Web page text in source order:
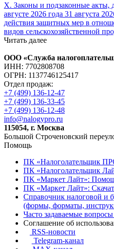
X. Законы и подзаконные акты,
августе 2026 года 31 августа
действия защитных мер в
видов сельскохозяйственной
Читать далее
ООО «Служба
ИНН: 7702808708
ОГРН: 1137746125417
Отдел продаж:
+7 (499) 136-12-47
+7 (499) 136-33-45
+7 (499) 136-12-48
info@nalogypro.ru
115054, г. Москва
Большой Строченовский
Помощь
ПК «Налоголательщик
ПК «Налоголательщик
ПК «Маркет Лайт»:
ПК «Маркет Лайт»:
Справочник налоговой и
(формы, форматы,
Часто задаваемые
Соглашение об
RSS-новости
Telegram-канал